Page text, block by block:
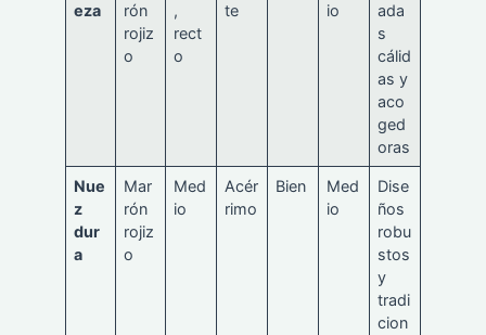
eza
rón
rojiz
o
,
rect
o
te
io
ada
s
cálid
as y
aco
ged
oras
Nue
z
dur
a
Mar
rón
rojiz
o
Med
io
Acér
rimo
Bien
Med
io
Dise
ños
robu
stos
y
tradi
cion